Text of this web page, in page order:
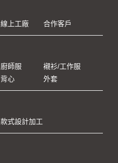
線上工廠 合作客戶
廚師服
襯衫/工作服
背心 外套
款式設計加工